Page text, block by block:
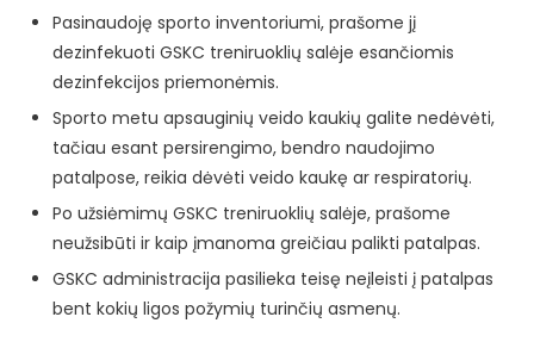
Pasinaudoję sporto inventoriumi, prašome jį
dezinfekuoti GSKC treniruoklių salėje esančiomis
dezinfekcijos priemonėmis.
Sporto metu apsauginių veido kaukių galite nedėvėti,
tačiau esant persirengimo, bendro naudojimo
patalpose, reikia dėvėti veido kaukę ar respiratorių.
Po užsiėmimų GSKC treniruoklių salėje, prašome
neužsibūti ir kaip įmanoma greičiau palikti patalpas.
GSKC administracija pasilieka teisę neįleisti į patalpas
bent kokių ligos požymių turinčių asmenų.